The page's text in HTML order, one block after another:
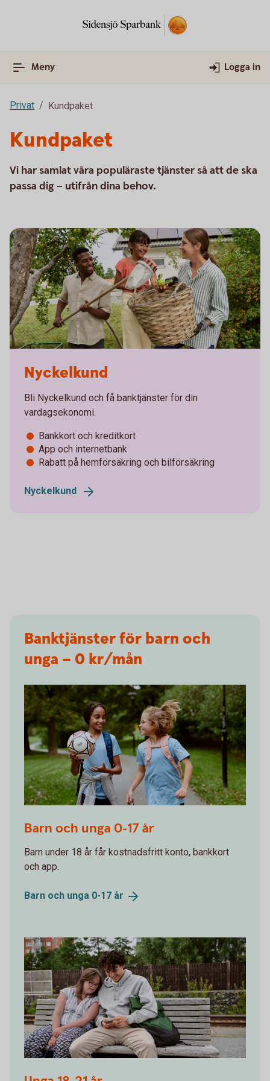
Meny Logga in
Privat Kundpaket
Kundpaket
Vi har samlat våra populäraste tjänster så att de ska
passa dig – utifrån dina behov.
Nyckelkund
Bli Nyckelkund och få banktjänster för din
vardagsekonomi.
Bankkort och kreditkort
App och internetbank
Rabatt på hemförsäkring och bilförsäkring
Nyckelkund
Banktjänster för barn och
unga – 0 kr/mån
Barn och unga 0-17 år
Barn under 18 år får kostnadsfritt konto, bankkort
och app.
Barn och unga 0-17 år